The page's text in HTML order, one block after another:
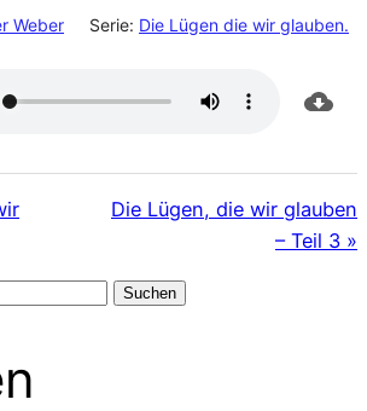
Weber Serie: Die Lügen die wir glauben.
Die Lügen, die wir glauben
– Teil 3 »